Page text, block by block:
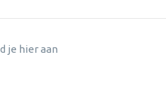
je hier aan